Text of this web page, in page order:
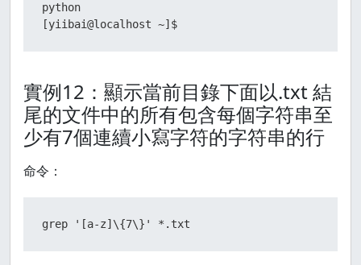
python
[yiibai@localhost ~]$
實例12：顯示當前目錄下面以.txt 結
尾的文件中的所有包含每個字符串至
少有7個連續小寫字符的字符串的行
命令：
grep '[a-z]\{7\}' *.txt